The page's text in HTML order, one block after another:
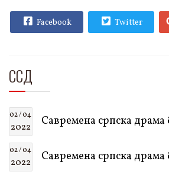
Facebook Twitter
ССД
02 / 04
2022 Савремена српска драма
02 / 04
2022 Савремена српска драма